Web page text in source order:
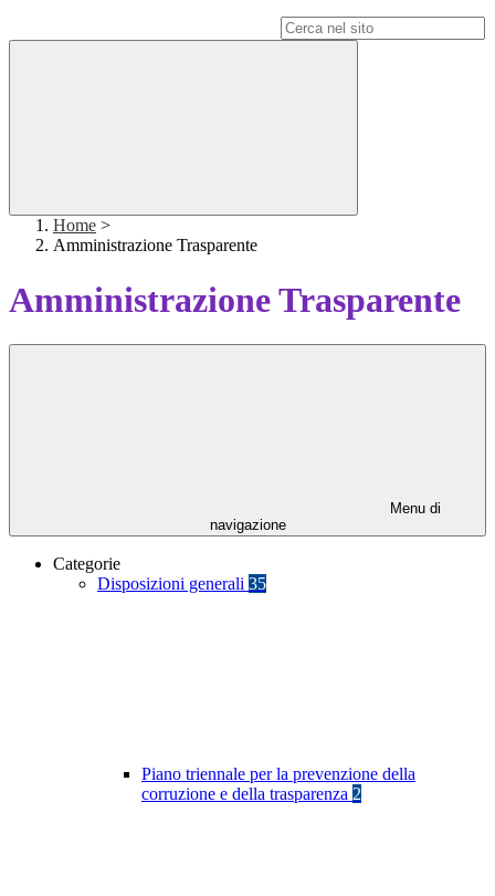
Home >
Amministrazione Trasparente
Amministrazione Trasparente
Menu di
navigazione
Categorie
Disposizioni generali 35
Piano triennale per la prevenzione della
corruzione e della trasparenza 2